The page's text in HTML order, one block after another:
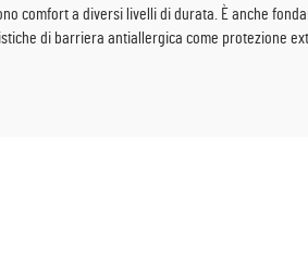
comfort a diversi livelli di durata. È anche
di barriera antiallergica come protezione